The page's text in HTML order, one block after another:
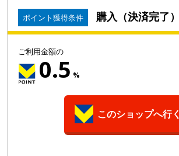
ポイント獲得条件 購入（決済完了）
ご利用金額の
0.5 %
このショップへ行く